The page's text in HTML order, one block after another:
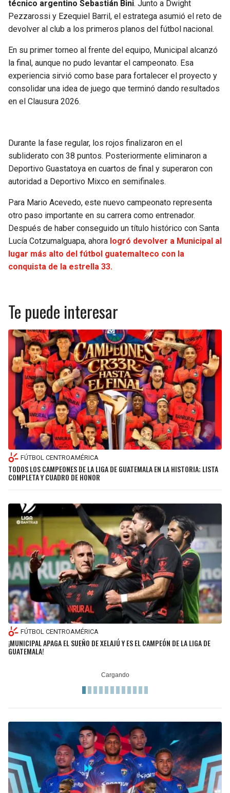
técnico argentino Sebastián Bini. Junto a Dwight
Pezzarossi y Ezequiel Barril, el estratega asumió el reto de
devolver al club a los primeros planos del fútbol nacional.
En su primer torneo al frente del equipo, Municipal alcanzó
la final, aunque no pudo levantar el campeonato. Esa
experiencia sirvió como base para fortalecer el proyecto y
consolidar una idea de juego que terminó dando resultados
en el Clausura 2026.
Durante la fase regular, los rojos finalizaron en el
subliderato con 38 puntos. Posteriormente eliminaron a
Deportivo Guastatoya en cuartos de final y superaron con
autoridad a Deportivo Mixco en semifinales.
Para Mario Acevedo, este nuevo campeonato representa
otro paso importante en su carrera como entrenador.
Después de haber conseguido un título histórico con Santa
Lucía Cotzumalguapa, ahora logró devolver a Municipal al
lugar más alto del fútbol guatemalteco con la
conquista de la estrella 33.
Te puede interesar
FÚTBOL CENTROAMÉRICA
TODOS LOS CAMPEONES DE LA LIGA DE GUATEMALA EN LA HISTORIA; LISTA
COMPLETA Y CUADRO DE HONOR
FÚTBOL CENTROAMÉRICA
¡MUNICIPAL APAGA EL SUEÑO DE XELAJÚ Y ES EL CAMPEÓN DE LA LIGA DE
GUATEMALA!